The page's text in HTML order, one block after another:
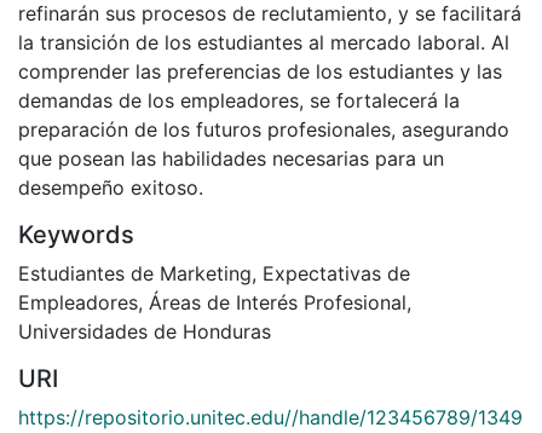
refinarán sus procesos de reclutamiento, y se facilitará
la transición de los estudiantes al mercado laboral. Al
comprender las preferencias de los estudiantes y las
demandas de los empleadores, se fortalecerá la
preparación de los futuros profesionales, asegurando
que posean las habilidades necesarias para un
desempeño exitoso.
Keywords
Estudiantes de Marketing, Expectativas de
Empleadores, Áreas de Interés Profesional,
Universidades de Honduras
URI
https://repositorio.unitec.edu//handle/123456789/1349